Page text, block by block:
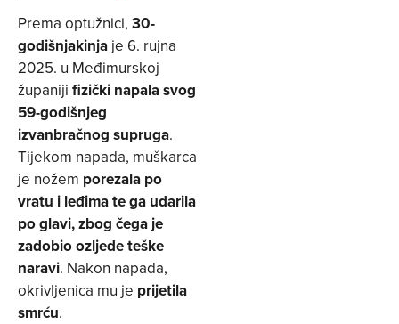
Prema optužnici, 30-
godišnjakinja je 6. rujna
2025. u Međimurskoj
županiji fizički napala svog
59-godišnjeg
izvanbračnog supruga.
Tijekom napada, muškarca
je nožem porezala po
vratu i leđima te ga udarila
po glavi, zbog čega je
zadobio ozljede teške
naravi. Nakon napada,
okrivljenica mu je prijetila
smrću.